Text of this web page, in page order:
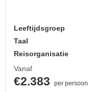
Leeftijdsgroep
Taal
Reisorganisatie
Vanaf
€2.383
per persoon